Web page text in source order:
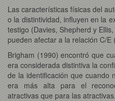
Las características físicas del
o la distintividad, influyen en la
testigo (Davies, Shepherd y
pueden afectar a la relación C/E
Brigham (1990) encontró que
era considerada distintiva la
de la identificación que cuando
era más alta para el
atractivas que para las atractivas.